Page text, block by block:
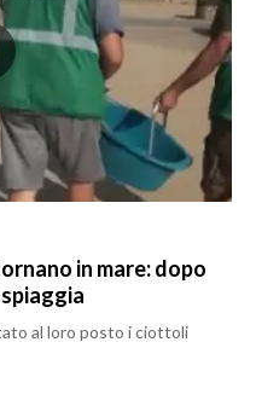
in mare: dopo
al loro posto i ciottoli